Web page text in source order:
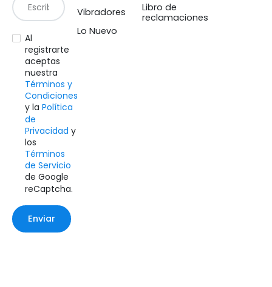
Al
registrarte
aceptas
nuestra
Términos y
Condiciones
y la Política
de
Privacidad y
los
Términos
de Servicio
de Google
reCaptcha.
Enviar
Vibradores
Lo Nuevo
Libro de
reclamaciones